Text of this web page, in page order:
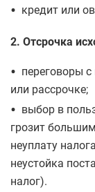
• кредит или
2. Отсрочка
• переговоры
или рассрочке;
• выбор в
грозит
неуплату
неустойка
налог).